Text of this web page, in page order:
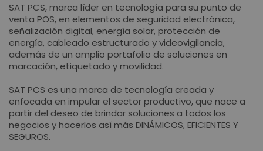
SAT PCS, marca líder en tecnología para su punto de
venta POS, en elementos de seguridad electrónica,
señalización digital, energía solar, protección de
energía, cableado estructurado y videovigilancia,
además de un amplio portafolio de soluciones en
marcación, etiquetado y movilidad.
SAT PCS es una marca de tecnología creada y
enfocada en impular el sector productivo, que nace a
partir del deseo de brindar soluciones a todos los
negocios y hacerlos así más DINÁMICOS, EFICIENTES Y
SEGUROS.